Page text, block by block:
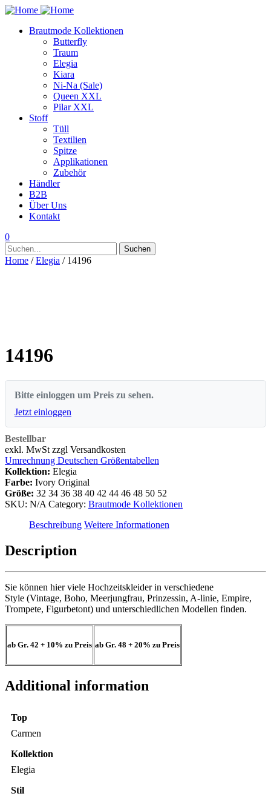
Brautmode Kollektionen
Butterfly
Traum
Elegia
Kiara
Ni-Na (Sale)
Queen XXL
Pilar XXL
Stoff
Tüll
Textilien
Spitze
Applikationen
Zubehör
Händler
B2B
Über Uns
Kontakt
0
Suchen
nach:
Suchen
Home /Elegia / 14196
14196
Bitte einloggen um Preis zu sehen.
Jetzt einloggen
Bestellbar
exkl. MwSt zzgl Versandkosten
Umrechnung Deutschen Größentabellen
Kollektion: Elegia
Farbe: Ivory Original
Größe: 32 34 36 38 40 42 44 46 48 50 52
SKU: N/A Category: Brautmode Kollektionen
Beschreibung Weitere Informationen
Description
Sie können hier viele Hochzeitskleider in verschiedene
Style (Vintage, Boho, Meerjungfrau, Prinzessin, A-linie, Empire,
Trompete, Figurbetont) und unterschiedlichen Modellen finden.
ab Gr. 42 + 10% zu Preis ab Gr. 48 + 20% zu Preis
Additional information
Top
Carmen
Kollektion
Elegia
Stil